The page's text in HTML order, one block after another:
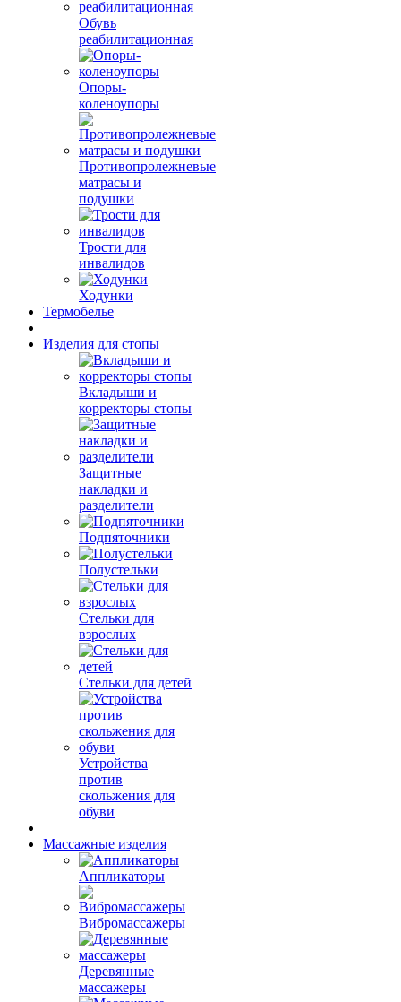
Обувь
реабилитационная
Опоры-
коленоупоры
Противопролежневые
матрасы и
подушки
Трости для
инвалидов
Ходунки
Термобелье
Изделия для стопы
Вкладыши и
корректоры стопы
Защитные
накладки и
разделители
Подпяточники
Полустельки
Стельки для
взрослых
Стельки для детей
Устройства
против
скольжения для
обуви
Массажные изделия
Аппликаторы
Вибромассажеры
Деревянные
массажеры